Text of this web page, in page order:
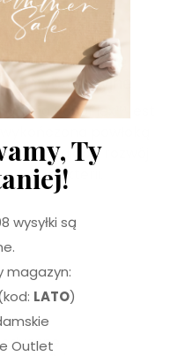
Wykończenie
antybakteryjne
Tkanina RayoFlex™ jest
ograniczającą rozwój
bakterii.
Ty
wysyłki są
magazyn:
LATO)
Outlet